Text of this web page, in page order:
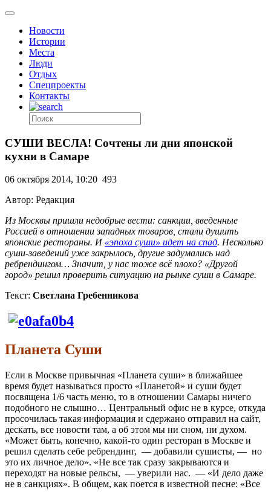
Новости
Истории
Места
Люди
Отдых
Спецпроекты
Контакты
СУШИ ВЕСЛА! Сочтены ли дни японской
кухни в Самаре
06 октября 2014, 10:20 493
Автор: Редакция
Из Москвы пришли недобрые вести: санкции, введенные
Россией в отношении западных товаров, стали душить
японские рестораны. И «эпоха суши» идет на спад. Несколько
суши-заведений уже закрылось, другие задумались над
ребрендингом… Значит, у нас тоже всё плохо? «Другой
город» решил проверить ситуацию на рынке суши в Самаре.
Текст: Светлана Гребенникова
Планета Суши
Если в Москве привычная «Планета суши» в ближайшее
время будет называться просто «Планетой» и суши будет
посвящена 1/6 часть меню, то в отношении Самары ничего
подобного не слышно… Центральный офис не в курсе, откуда
просочилась такая информация и сдержано отправил на сайт,
дескать, все новости там, а об этом мы ни сном, ни духом.
«Может быть, конечно, какой-то один ресторан в Москве и
решил сделать себе ребрендинг, — добавили сушисты, — но
это их личное дело». «Не все так сразу закрываются и
переходят на новые рельсы, — уверили нас. — «И дело даже
не в санкциях». В общем, как поется в известной песне: «Все